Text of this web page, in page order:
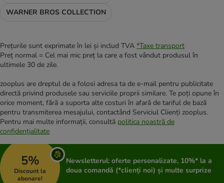
WARNER BROS COLLECTION
Prețurile sunt exprimate în lei și includ TVA *Taxe transport
Preț normal = Cel mai mic preț la care a fost vândut produsul în
ultimele 30 de zile.
zooplus are dreptul de a folosi adresa ta de e-mail pentru publicitate
directă privind produsele sau serviciile proprii similare. Te poți opune în
orice moment, fără a suporta alte costuri în afară de tariful de bază
pentru transmiterea mesajului, contactând Serviciul Clienți zooplus.
Pentru mai multe informații, consultă politica noastră de
confidențialitate
5%
Discount la
abonare!
Newsletterul: oferte personalizate, 10%* la a
doua comandă (*clienți noi) și multe surprize